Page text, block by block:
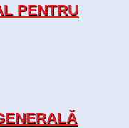
PENTRU